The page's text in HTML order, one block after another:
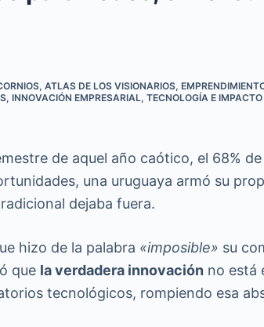
, ATLAS DE LOS VISIONARIOS,
, INNOVACIÓN EMPRESARIAL, TECNOLOGÍA E
de aquel año caótico, el 68%
una uruguaya armó su
dejaba fuera.
hizo de la palabra «imposible» su
que la verdadera innovación no está
tecnológicos, rompiendo esa